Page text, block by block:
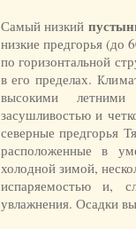
Самый низкий
низкие предгорья (до
по горизонтальной
в его пределах.
высокими летними
засушливостью и
северные предгорья
расположенные в
холодной зимой,
испаряемостью и,
увлажнения. Осадки